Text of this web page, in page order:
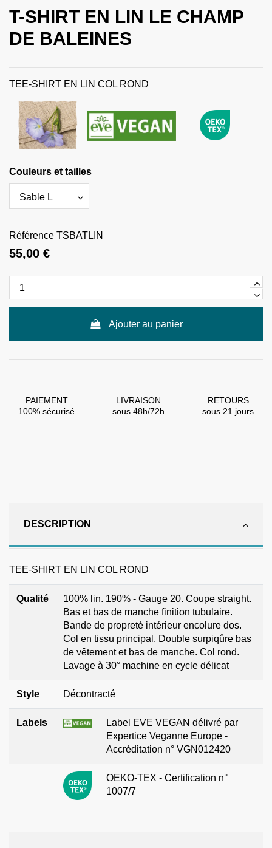
T-SHIRT EN LIN LE CHAMP
DE BALEINES
TEE-SHIRT EN LIN COL ROND
Couleurs et tailles
Référence TSBATLIN
55,00 €
Ajouter au panier
PAIEMENT
100% sécurisé
LIVRAISON
sous 48h/72h
RETOURS
sous 21 jours
DESCRIPTION
TEE-SHIRT EN LIN COL ROND
Qualité
100% lin. 190% - Gauge 20. Coupe straight.
Bas et bas de manche finition tubulaire.
Bande de propreté intérieur encolure dos.
Col en tissu principal. Double surpiqûre bas
de vêtement et bas de manche. Col rond.
Lavage à 30° machine en cycle délicat
Style Décontracté
Labels
Label EVE VEGAN délivré par
Expertice Veganne Europe -
Accréditation n° VGN012420
OEKO-TEX - Certification n°
1007/7